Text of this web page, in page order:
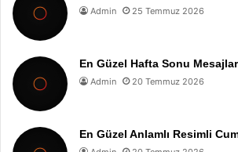
Admin 25 Temmuz 2026
En Güzel Hafta Sonu
Admin 20 Temmuz 2026
En Güzel Anlamlı Resimli